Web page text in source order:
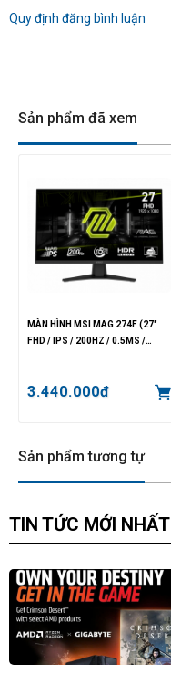
Quy định đăng bình luận
Sản phẩm đã xem
MÀN HÌNH MSI MAG 274F (27"
FHD / IPS / 200HZ / 0.5MS /
3.440.000đ
Sản phẩm tương tự
TIN TỨC MỚI NHẤT